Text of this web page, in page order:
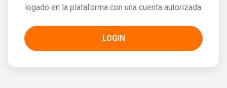
logado en la plataforma con una cuenta autorizada.
LOGIN